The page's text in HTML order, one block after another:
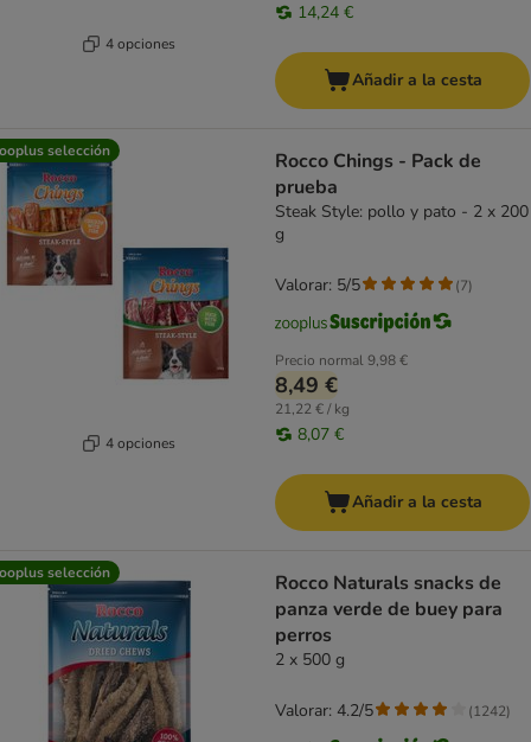
4 opciones
14,24 €
Añadir a la cesta
selección
4 opciones
Rocco Chings - Pack de
prueba
Steak Style: pollo y pato - 2 x 200
g
Precio normal9,98 €
8,49 €
21,22 € / kg
8,07 €
Valorar: 5/5 (7)
Añadir a la cesta
selección
Rocco Naturals snacks de
panza verde de buey para
perros
2 x 500 g
Valorar: 4.2/5 (1242)